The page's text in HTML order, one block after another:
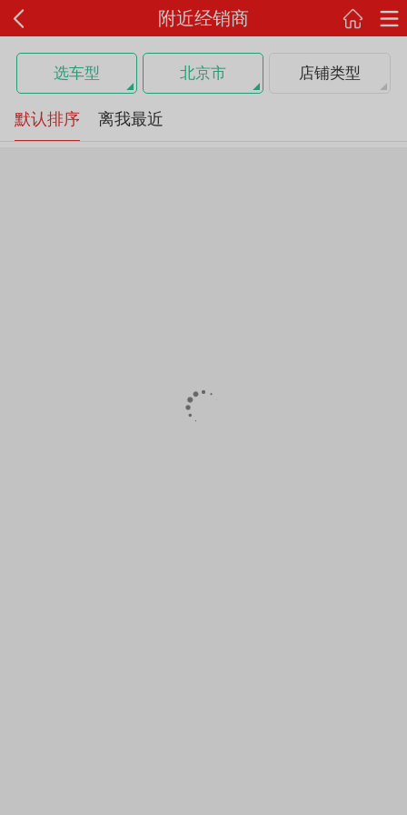
附近经销商
选车型 北京市 店铺类型
默认排序 离我最近